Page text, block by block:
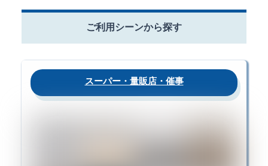
ご利用シーンから探す
スーパー・量販店・催事